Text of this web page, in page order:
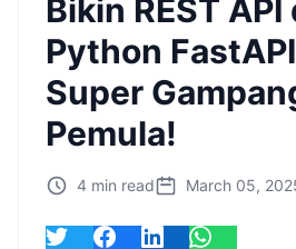
Bikin REST
Python
Super
Pemula!
4 min read March 05,